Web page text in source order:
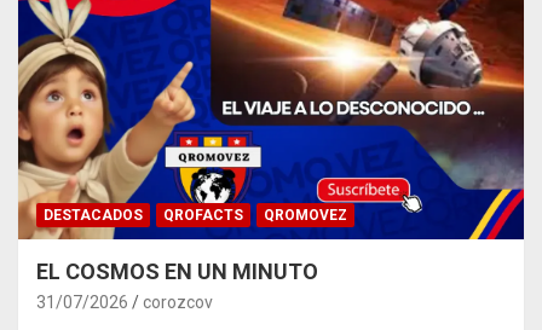
DESTACADOS QROFACTS QROMOVEZ
EL COSMOS EN UN MINUTO
31/07/2026 corozcov